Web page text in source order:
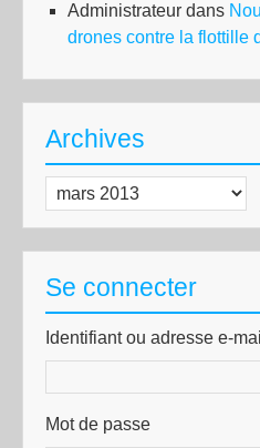
Administrateur dans
drones contre la flottille
Archives
Archives
Se connecter
Identifiant ou adresse e-mail
Mot de passe